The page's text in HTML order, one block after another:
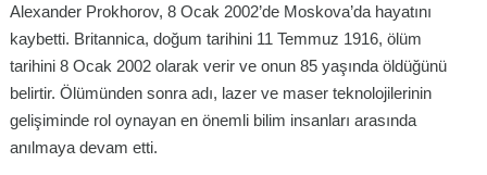
Alexander Prokhorov, 8 Ocak 2002’de Moskova’da hayatını
kaybetti. Britannica, doğum tarihini 11 Temmuz 1916, ölüm
tarihini 8 Ocak 2002 olarak verir ve onun 85 yaşında öldüğünü
belirtir. Ölümünden sonra adı, lazer ve maser teknolojilerinin
gelişiminde rol oynayan en önemli bilim insanları arasında
anılmaya devam etti.